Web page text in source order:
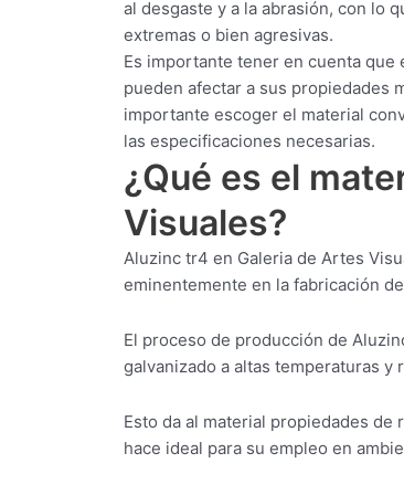
al desgaste y a la abrasión, con lo
extremas o bien agresivas.
Es importante tener en cuenta que
pueden afectar a sus propiedades
importante escoger el material
las especificaciones necesarias.
¿Qué es el
Visuales?
Aluzinc tr4 en Galeria de Artes
eminentemente en la fabricación
El proceso de producción de
galvanizado a altas temperaturas y
Esto da al material propiedades
hace ideal para su empleo en